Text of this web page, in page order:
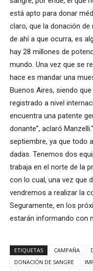
está apto para donar
claro, que la donación
de ahí a que ocurra, es
hay 28 millones de
mundo. Una vez que se
hace es mandar una
Buenos Aires, siendo
registrado a nivel
encuentra una patente
donante”, aclaró
septiembre, ya que todo
dadas. Tenemos dos
trabaja en el norte de la
con lo cual, una vez que
vendremos a realizar la
Seguramente, en los
estarán informando con
ETIQUETAS CAMPAÑA
DONACIÓN DE SANGRE